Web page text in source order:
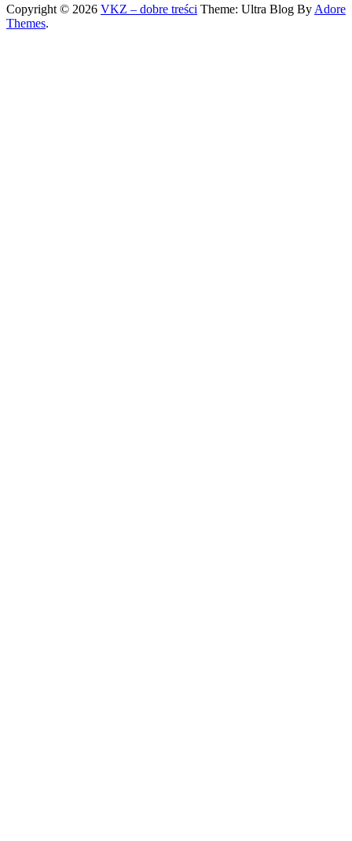
Copyright © 2026 VKZ – dobre treści Theme: Ultra Blog By Adore
Themes.